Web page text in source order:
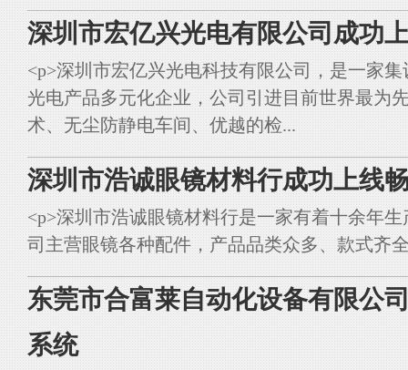
深圳市宏亿兴光电有限公司成功
<p>深圳市宏亿兴光电科技有限公司，是一家
光电产品多元化企业，公司引进目前世界最为
术、无尘防静电车间、优越的检...
深圳市浩诚眼镜材料行成功上线
<p>深圳市浩诚眼镜材料行是一家有着十余年
司主营眼镜各种配件，产品品类众多、款式齐
东莞市合富莱自动化设备有限公
系统